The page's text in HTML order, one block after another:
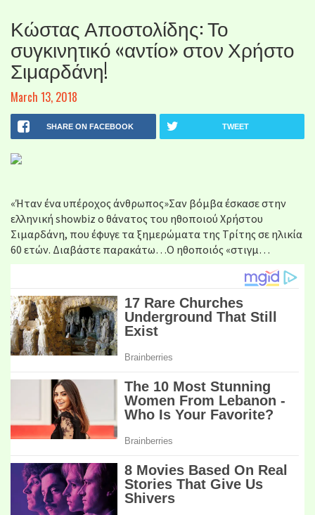
Κώστας Αποστολίδης: Το
συγκινητικό «αντίο» στον Χρήστο
Σιμαρδάνη!
March 13, 2018
SHARE ON FACEBOOK TWEET
«Ήταν ένα υπέροχος άνθρωπος»Σαν βόμβα έσκασε στην
ελληνική showbiz o θάνατος του ηθοποιού Χρήστου
Σιμαρδάνη, που έφυγε τα ξημερώματα της Τρίτης σε ηλικία
60 ετών. Διαβάστε παρακάτω…O ηθοποιός «στιγμ…